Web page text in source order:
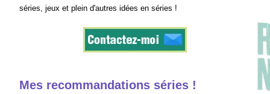
séries, jeux et plein d'autres idées en séries !
Mes recommandations séries !